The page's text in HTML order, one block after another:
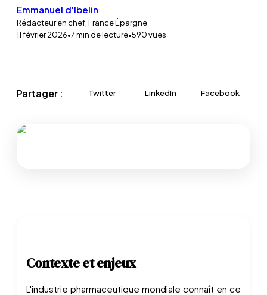
Emmanuel d'Ibelin
Rédacteur en chef, France Épargne
11 février 2026•7min de lecture•590vues
Partager : Twitter LinkedIn Facebook
Contexte et enjeux
L'industrie pharmaceutique mondiale connaît en ce